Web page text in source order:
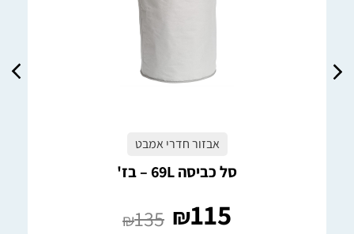
אבזור חדרי אמבט
סל כביסה 69L – בז'
₪115
₪135